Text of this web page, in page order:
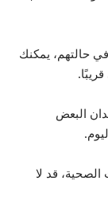
حالتهم، يمكنك
البعض
قد لا